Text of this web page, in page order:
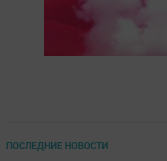
ПОСЛЕДНИЕ НОВОСТИ